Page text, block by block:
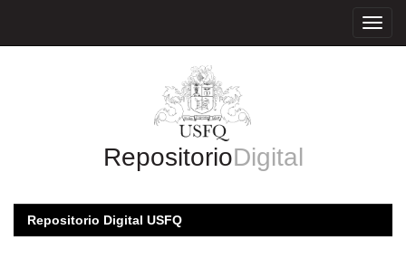
RepositorioDigital
Repositorio Digital USFQ